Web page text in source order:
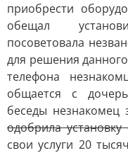
приобрести
обещал
посоветовала
для решения
телефона
общается с
беседы незнакомец
одобрила
свои услуги 20